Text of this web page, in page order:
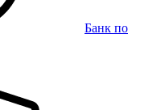
Банк по